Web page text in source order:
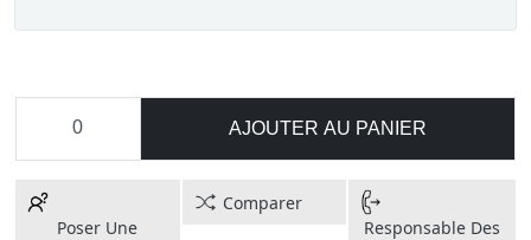
AJOUTER AU PANIER
Poser Une
Comparer
Responsable Des